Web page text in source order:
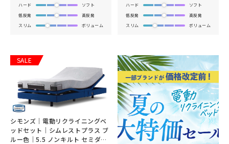
ハード
ソフト
低反発
高反発
スリム
ボリューム
ハード
ソフト
低反発
高反発
スリム
ボリューム
SALE
シモンズ｜電動リクライニングベ
ッドセット｜シムレストプラス ブ
ルー色｜5.5 ノンキルト セミダブ